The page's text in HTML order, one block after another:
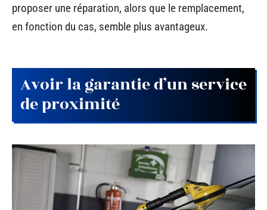
proposer une réparation, alors que le remplacement,
en fonction du cas, semble plus avantageux.
Avoir la garantie d’un service
de proximité